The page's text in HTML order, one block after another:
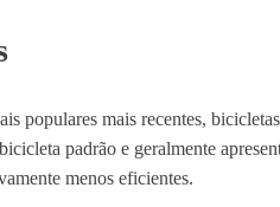
populares mais recentes,
padrão e geralmente
menos eficientes.